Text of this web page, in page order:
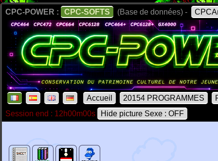
CPC-POWER : CPC-SOFTS (Base de données) -
Accueil 20154 PROGRAMMES
Session end : 12h00m00s
Hide picture Sexe : OFF